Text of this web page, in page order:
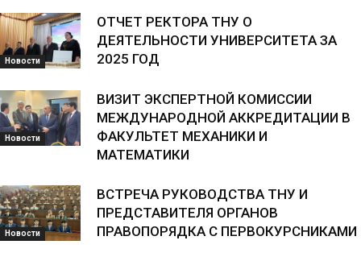
Новости
ОТЧЕТ РЕКТОРА ТНУ О
ДЕЯТЕЛЬНОСТИ УНИВЕРСИТЕТА ЗА
2025 ГОД
Новости
ВИЗИТ ЭКСПЕРТНОЙ КОМИССИИ
МЕЖДУНАРОДНОЙ АККРЕДИТАЦИИ В
ФАКУЛЬТЕТ МЕХАНИКИ И
МАТЕМАТИКИ
Новости
ВСТРЕЧА РУКОВОДСТВА ТНУ И
ПРЕДСТАВИТЕЛЯ ОРГАНОВ
ПРАВОПОРЯДКА С ПЕРВОКУРСНИКАМИ